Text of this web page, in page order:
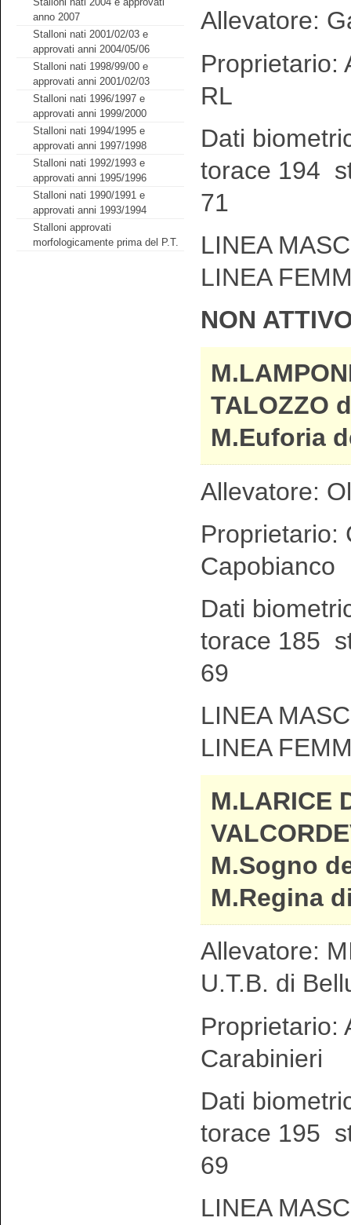
anno 2007
Stalloni nati 2001/02/03 e
approvati anni 2004/05/06
Stalloni nati 1998/99/00 e
approvati anni 2001/02/03
Stalloni nati 1996/1997 e
approvati anni 1999/2000
Stalloni nati 1994/1995 e
approvati anni 1997/1998
Stalloni nati 1992/1993 e
approvati anni 1995/1996
Stalloni nati 1990/1991 e
approvati anni 1993/1994
Stalloni approvati
morfologicamente prima del P.T.
Allevatore:
Proprietario:
RL
Dati
torace 194
71
LINEA
LINEA
NON
TALOZZO
M.Euforia
Allevatore:
Proprietario:
Capobianco
Dati
torace 185
69
LINEA
LINEA
M.LARICE
M.Sogno
M.Regina
Allevatore:
U.T.B. di
Proprietario:
Carabinieri
Dati
torace 195
69
LINEA